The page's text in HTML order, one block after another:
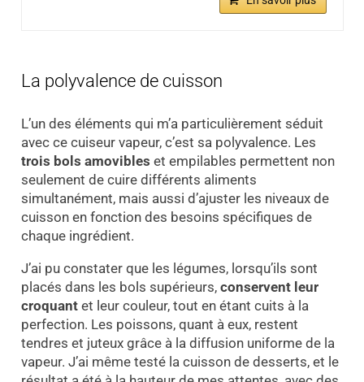
La polyvalence de cuisson
L’un des éléments qui m’a particulièrement séduit
avec ce cuiseur vapeur, c’est sa polyvalence. Les
trois bols amovibles et empilables permettent non
seulement de cuire différents aliments
simultanément, mais aussi d’ajuster les niveaux de
cuisson en fonction des besoins spécifiques de
chaque ingrédient.
J’ai pu constater que les légumes, lorsqu’ils sont
placés dans les bols supérieurs, conservent leur
croquantet leur couleur, tout en étant cuits à la
perfection. Les poissons, quant à eux, restent
tendres et juteux grâce à la diffusion uniforme de la
vapeur. J’ai même testé la cuisson de desserts, et le